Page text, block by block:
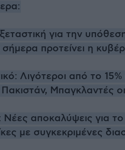
για την
σήμερα προτείνει η
Λιγότεροι από το
Μπαγκλαντές
Νέες αποκαλύψεις για
με συγκεκριμένες